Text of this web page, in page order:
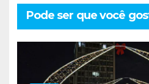
Pode ser que você